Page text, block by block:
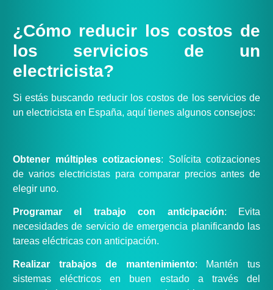
¿Cómo reducir los costos de
los servicios de un
electricista?
Si estás buscando reducir los costos de los servicios de
un electricista en España, aquí tienes algunos consejos:
Obtener múltiples cotizaciones: Solícita cotizaciones
de varios electricistas para comparar precios antes de
elegir uno.
Programar el trabajo con anticipación: Evita
necesidades de servicio de emergencia planificando las
tareas eléctricas con anticipación.
Realizar trabajos de mantenimiento: Mantén tus
sistemas eléctricos en buen estado a través del